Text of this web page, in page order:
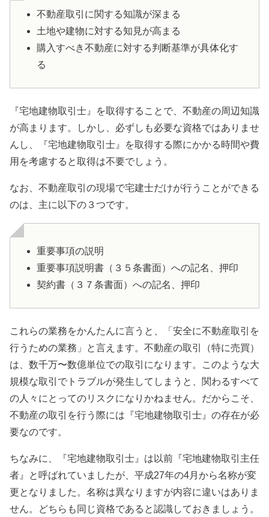
不動産取引に関する知識が深まる
土地や建物に対する知見が高まる
購入すべき不動産に対する判断基準が具体化す
る
『宅地建物取引士』を取得することで、不動産の周辺知識
が高まります。しかし、必ずしも必要な資格ではありませ
んし、『宅地建物取引士』を取得する際にかかる時間や費
用を考慮すると取得は不要でしょう。
なお、不動産取引の現場で宅建士だけが行うことができる
のは、主に以下の３つです。
重要事項の説明
重要事項説明書（３５条書面）への記名、押印
契約書（３７条書面）への記名、押印
これらの業務をかんたんに言うと、「安全に不動産取引を
行うための業務」と言えます。不動産の取引（特に売買）
は、数千万〜数億単位での取引になります。このような大
規模な取引でトラブルが発生してしまうと、関わるすべて
の人々にとってのリスクになりかねません。だからこそ、
不動産の取引を行う際には『宅地建物取引士』の存在が必
要なのです。
ちなみに、『宅地建物取引士』は以前『宅地建物取引主任
者』と呼ばれていましたが、平成27年の4月から名称が変
更となりました。名称は異なりますが内容に違いはありま
せん。どちらも同じ資格であると認識しておきましょう。